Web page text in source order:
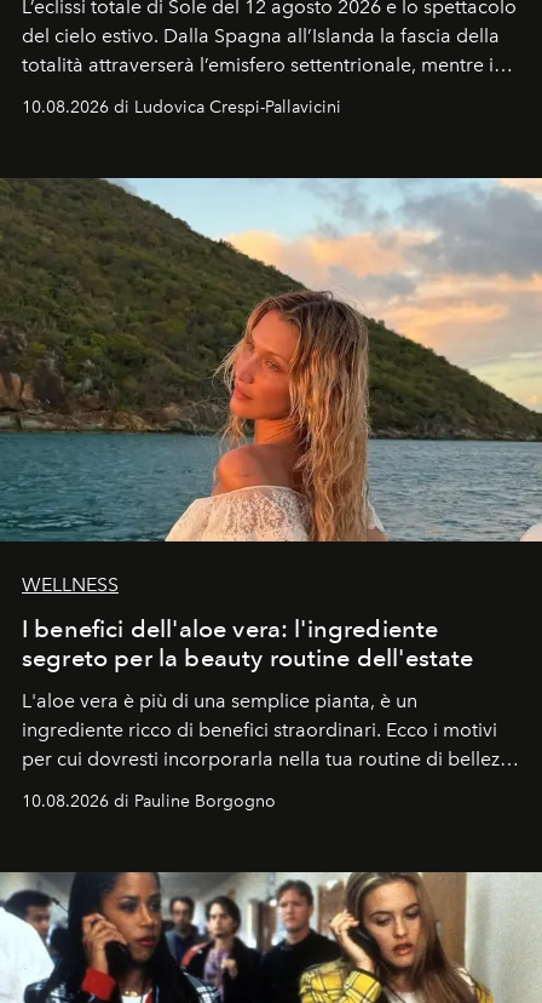
L’eclissi totale di Sole del 12 agosto 2026 e lo spettacolo
del cielo estivo. Dalla Spagna all’Islanda la fascia della
totalità attraverserà l’emisfero settentrionale, mentre in
Italia il fenomeno sarà parziale ma particolarmente
spettacolare al Nord. Orari, città favorite e regole per
10.08.2026 di Ludovica Crespi-Pallavicini
WELLNESS
I benefici dell'aloe vera: l'ingrediente
segreto per la beauty routine dell'estate
L'aloe vera è più di una semplice pianta, è un
ingrediente ricco di benefici straordinari. Ecco i motivi
per cui dovresti incorporarla nella tua routine di bellezza
e benessere.
10.08.2026 di Pauline Borgogno